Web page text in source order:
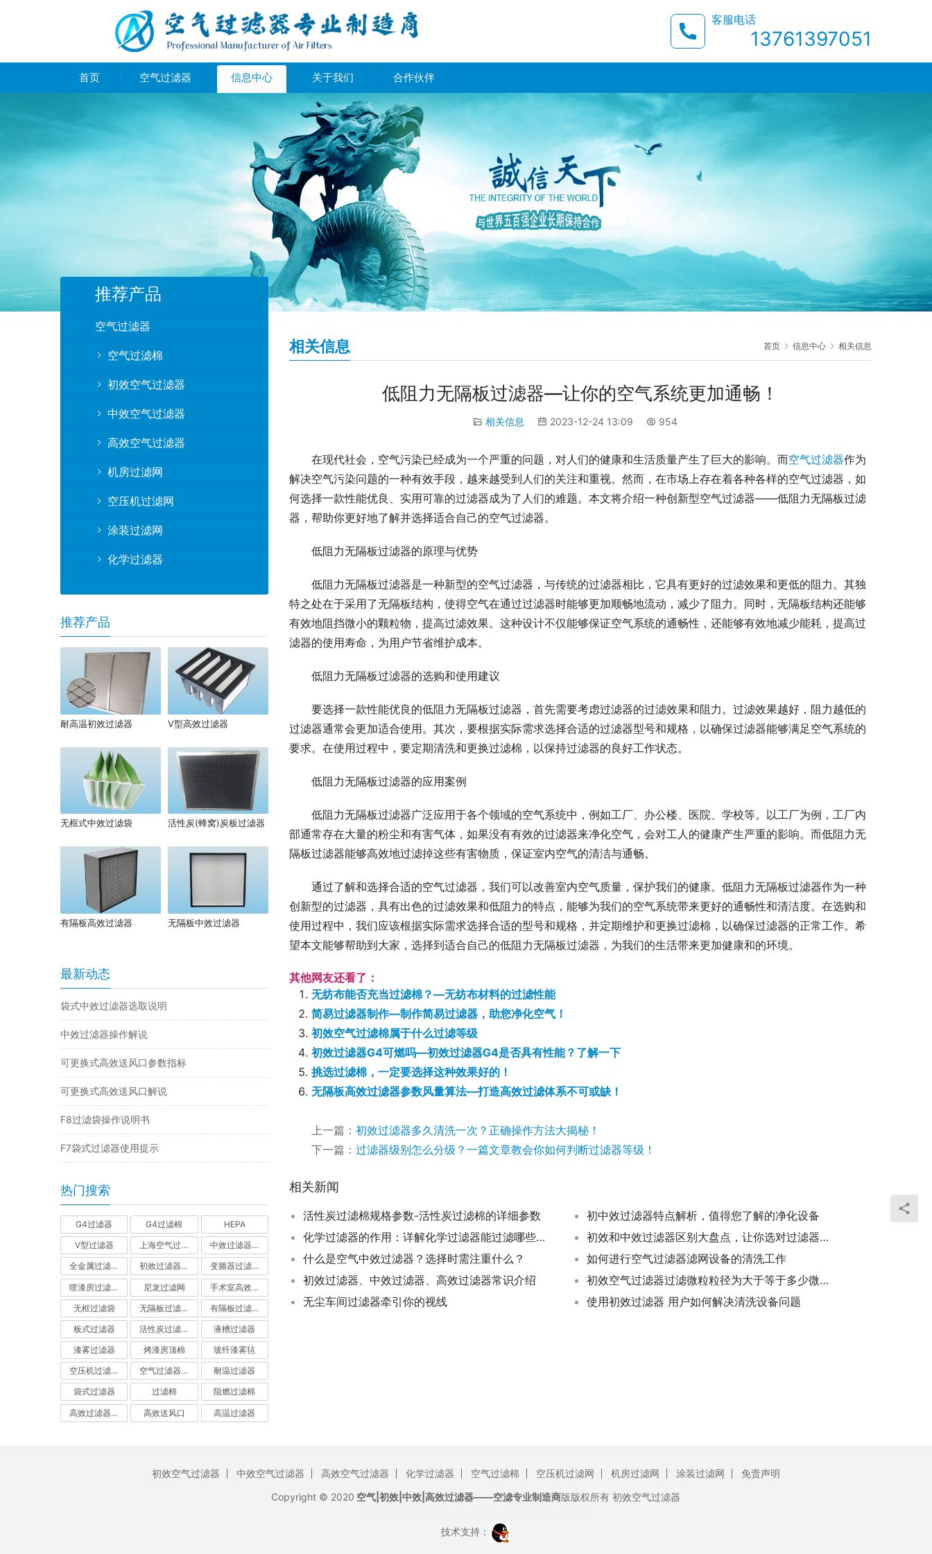
客服电话
13761397051
首页 空气过滤器 信息中心 关于我们 合作伙伴
首页 信息中心 相关信息
相关信息
低阻力无隔板过滤器—让你的空气系统更加通畅！
相关信息 2023-12-24 13:09 954
在现代社会，空气污染已经成为一个严重的问题，对人们的健康和生活质量产生了巨大的影响。而空气过滤器作为
解决空气污染问题的一种有效手段，越来越受到人们的关注和重视。然而，在市场上存在着各种各样的空气过滤器，如
何选择一款性能优良、实用可靠的过滤器成为了人们的难题。本文将介绍一种创新型空气过滤器——低阻力无隔板过滤
器，帮助你更好地了解并选择适合自己的空气过滤器。
低阻力无隔板过滤器的原理与优势
低阻力无隔板过滤器是一种新型的空气过滤器，与传统的过滤器相比，它具有更好的过滤效果和更低的阻力。其独
特之处在于采用了无隔板结构，使得空气在通过过滤器时能够更加顺畅地流动，减少了阻力。同时，无隔板结构还能够
有效地阻挡微小的颗粒物，提高过滤效果。这种设计不仅能够保证空气系统的通畅性，还能够有效地减少能耗，提高过
滤器的使用寿命，为用户节省维护成本。
低阻力无隔板过滤器的选购和使用建议
要选择一款性能优良的低阻力无隔板过滤器，首先需要考虑过滤器的过滤效果和阻力。过滤效果越好，阻力越低的
过滤器通常会更加适合使用。其次，要根据实际需求选择合适的过滤器型号和规格，以确保过滤器能够满足空气系统的
要求。在使用过程中，要定期清洗和更换过滤棉，以保持过滤器的良好工作状态。
低阻力无隔板过滤器的应用案例
低阻力无隔板过滤器广泛应用于各个领域的空气系统中，例如工厂、办公楼、医院、学校等。以工厂为例，工厂内
部通常存在大量的粉尘和有害气体，如果没有有效的过滤器来净化空气，会对工人的健康产生严重的影响。而低阻力无
隔板过滤器能够高效地过滤掉这些有害物质，保证室内空气的清洁与通畅。
通过了解和选择合适的空气过滤器，我们可以改善室内空气质量，保护我们的健康。低阻力无隔板过滤器作为一种
创新型的过滤器，具有出色的过滤效果和低阻力的特点，能够为我们的空气系统带来更好的通畅性和清洁度。在选购和
使用过程中，我们应该根据实际需求选择合适的型号和规格，并定期维护和更换过滤棉，以确保过滤器的正常工作。希
望本文能够帮助到大家，选择到适合自己的低阻力无隔板过滤器，为我们的生活带来更加健康和的环境。
其他网友还看了：
无纺布能否充当过滤棉？—无纺布材料的过滤性能
简易过滤器制作—制作简易过滤器，助您净化空气！
初效空气过滤棉属于什么过滤等级
初效过滤器G4可燃吗—初效过滤器G4是否具有性能？了解一下
挑选过滤棉，一定要选择这种效果好的！
无隔板高效过滤器参数风量算法—打造高效过滤体系不可或缺！
上一篇： 初效过滤器多久清洗一次？正确操作方法大揭秘！
下一篇： 过滤器级别怎么分级？一篇文章教会你如何判断过滤器等级！
相关新闻
活性炭过滤棉规格参数-活性炭过滤棉的详细参数
初中效过滤器特点解析，值得您了解的净化设备
化学过滤器的作用：详解化学过滤器能过滤哪些物质
初效和中效过滤器区别大盘点，让你选对过滤器不再迷茫
什么是空气中效过滤器？选择时需注重什么？
如何进行空气过滤器滤网设备的清洗工作
初效过滤器、中效过滤器、高效过滤器常识介绍
初效空气过滤器过滤微粒粒径为大于等于多少微米-了解初效空气过滤器的过滤微粒粒径
无尘车间过滤器牵引你的视线
使用初效过滤器 用户如何解决清洗设备问题
推荐产品
空气过滤器
空气过滤棉
初效空气过滤器
中效空气过滤器
高效空气过滤器
机房过滤网
空压机过滤网
涂装过滤网
化学过滤器
推荐产品
耐高温初效过滤器 V型高效过滤器
无框式中效过滤袋 活性炭(蜂窝)炭板过滤器
有隔板高效过滤器 无隔板中效过滤器
最新动态
袋式中效过滤器选取说明
中效过滤器操作解说
可更换式高效送风口参数指标
可更换式高效送风口解说
F8过滤袋操作说明书
F7袋式过滤器使用提示
热门搜索
G4过滤器 G4过滤棉 HEPA
V型过滤器 上海空气过滤器 中效过滤器-中效空气过滤器
全金属过滤器 初效过滤器-初效空气过滤器 变频器过滤器
喷漆房过滤棉 尼龙过滤网 手术室高效过滤器
无框过滤袋 无隔板过滤器 有隔板过滤器
板式过滤器 活性炭过滤器-活性炭空气过滤器 液槽过滤器
漆雾过滤器 烤漆房顶棉 玻纤漆雾毡
空压机过滤网 空气过滤器厂家 耐温过滤器
袋式过滤器 过滤棉 阻燃过滤棉
高效过滤器-高效空气过滤器 高效送风口 高温过滤器
初效空气过滤器 中效空气过滤器 高效空气过滤器 化学过滤器 空气过滤棉 空压机过滤网 机房过滤网 涂装过滤网
免责声明
Copyright © 2020 空气|初效|中效|高效过滤器——空滤专业制造商版版权所有 初效空气过滤器
技术支持：